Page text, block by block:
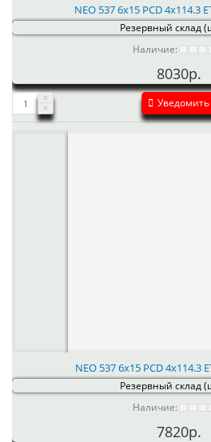
NEO 537 6x15 PCD 4x114.3
Резервный склад
Наличие:
8030р.
NEO 537 6x15 PCD 4x114.3
Резервный склад
Наличие:
7820р.